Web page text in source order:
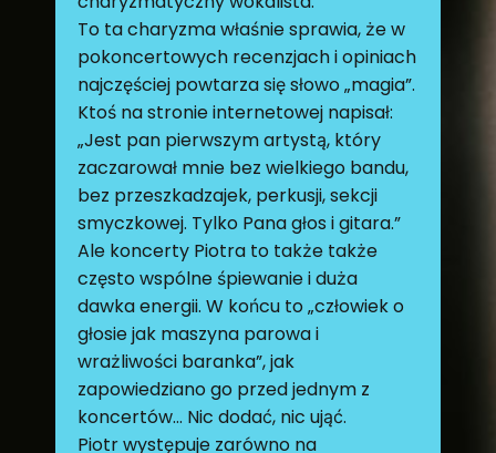
To ta charyzma właśnie sprawia, że w
pokoncertowych recenzjach i opiniach
najczęściej powtarza się słowo „magia”.
Ktoś na stronie internetowej napisał:
„Jest pan pierwszym artystą, który
zaczarował mnie bez wielkiego bandu,
bez przeszkadzajek, perkusji, sekcji
smyczkowej. Tylko Pana głos i gitara.”
Ale koncerty Piotra to także także
często wspólne śpiewanie i duża
dawka energii. W końcu to „człowiek o
głosie jak maszyna parowa i
wrażliwości baranka”, jak
zapowiedziano go przed jednym z
koncertów… Nic dodać, nic ująć.
Piotr występuje zarówno na